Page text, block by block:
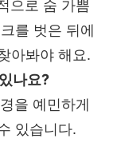
으로 숨 가쁨
를 벗은 뒤에
아봐야 해요.
나요?
을 예민하게
있습니다.